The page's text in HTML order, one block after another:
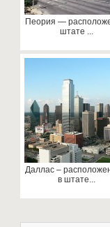
Пеория —
штате ...
Даллас –
в штате...